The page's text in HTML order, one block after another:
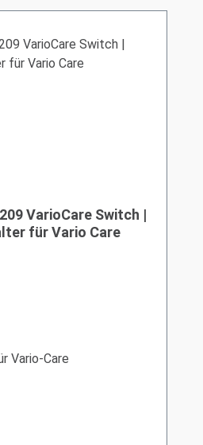
VarioCare Switch |
für Vario Care
Vario-Care